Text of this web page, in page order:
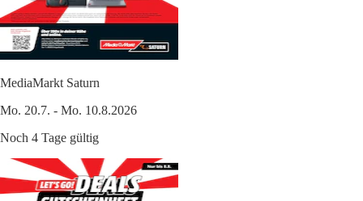
MediaMarkt Saturn
Mo. 20.7. - Mo. 10.8.2026
Noch 4 Tage gültig